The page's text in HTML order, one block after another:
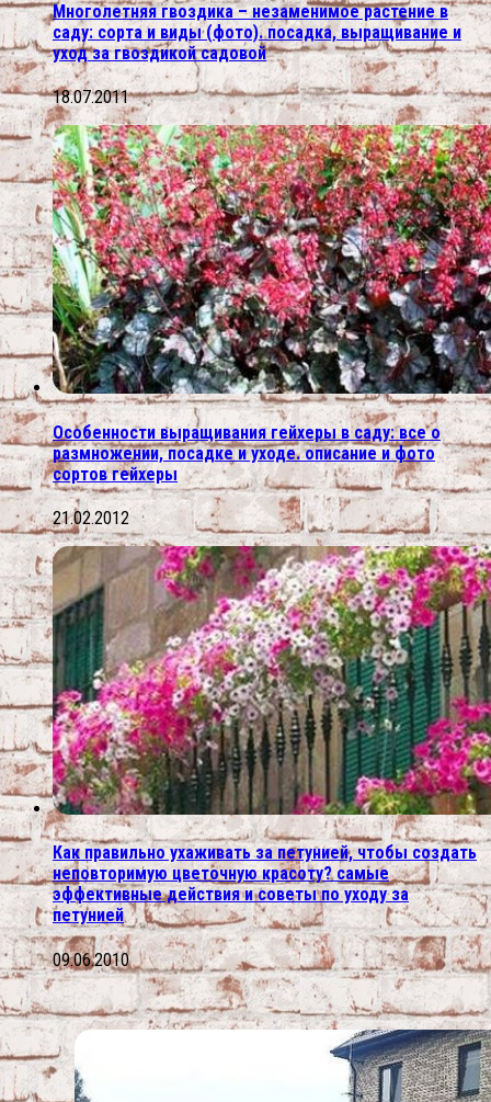
Многолетняя гвоздика – незаменимое растение в
саду: сорта и виды (фото). посадка, выращивание и
уход за гвоздикой садовой
18.07.2011
Особенности выращивания гейхеры в саду: все о
размножении, посадке и уходе. описание и фото
сортов гейхеры
21.02.2012
Как правильно ухаживать за петунией, чтобы создать
неповторимую цветочную красоту? самые
эффективные действия и советы по уходу за
петунией
09.06.2010